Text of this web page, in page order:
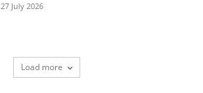
27 July 2026
Load more